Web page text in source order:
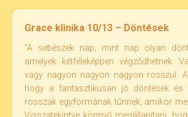
Grace klinika 10/13 – Döntések
"A sebészek nap, mint nap olyan
amelyek kétféleképpen végződhetnek.
vagy nagyon nagyon nagyon rosszul.
hogy a fantasztikusan jó döntések és
rosszak egyformának tűnnek, amikor